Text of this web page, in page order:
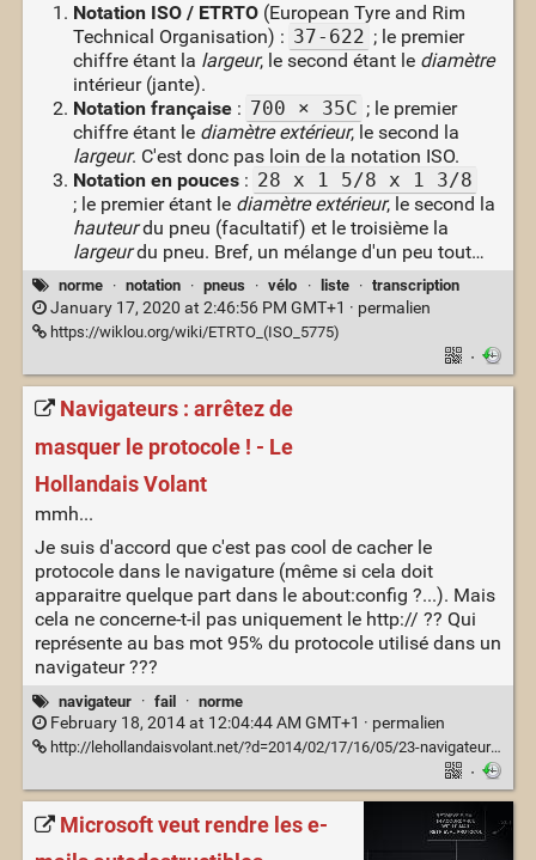
Notation ISO / ETRTO(European Tyre and Rim
Technical Organisation) : 37-622 ; le premier
chiffre étant la largeur, le second étant le diamètre
intérieur (jante).
Notation française: 700 × 35C ; le premier
chiffre étant le diamètre extérieur, le second la
largeur. C'est donc pas loin de la notation ISO.
Notation en pouces: 28 x 1 5/8 x 1 3/8
; le premier étant le diamètre extérieur, le second la
hauteurdu pneu (facultatif) et le troisième la
largeurdu pneu. Bref, un mélange d'un peu tout…
norme · notation · pneus · vélo · liste · transcription
January 17, 2020 at 2:46:56 PM GMT+1 · permalien
https://wiklou.org/wiki/ETRTO_(ISO_5775)
·
Navigateurs : arrêtez de
masquer le protocole ! - Le
Hollandais Volant
mmh...
Je suis d'accord que c'est pas cool de cacher le
protocole dans le navigature (même si cela doit
apparaitre quelque part dans le about:config ?...). Mais
cela ne concerne-t-il pas uniquement le http:// ?? Qui
représente au bas mot 95% du protocole utilisé dans un
navigateur ???
navigateur · fail · norme
February 18, 2014 at 12:04:44 AM GMT+1 · permalien
http://lehollandaisvolant.net/?d=2014/02/17/16/05/23-navigateurs-arretez-de-masquer-le-protocole
·
Microsoft veut rendre les e-